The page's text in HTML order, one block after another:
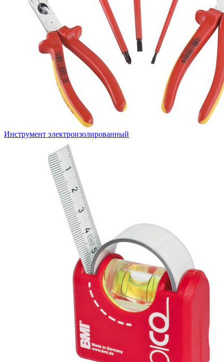
Инструмент электроизолированный